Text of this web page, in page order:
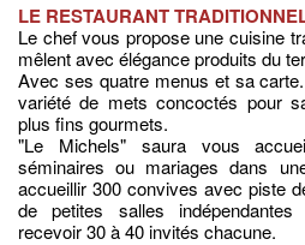
LE RESTAURANT
Le chef vous propose une cuisine
mêlent avec élégance produits du
Avec ses quatre menus et sa
variété de mets concoctés pour
plus fins gourmets.
"Le Michels" saura vous
séminaires ou mariages dans
accueillir 300 convives avec piste
de petites salles
recevoir 30 à 40 invités chacune.